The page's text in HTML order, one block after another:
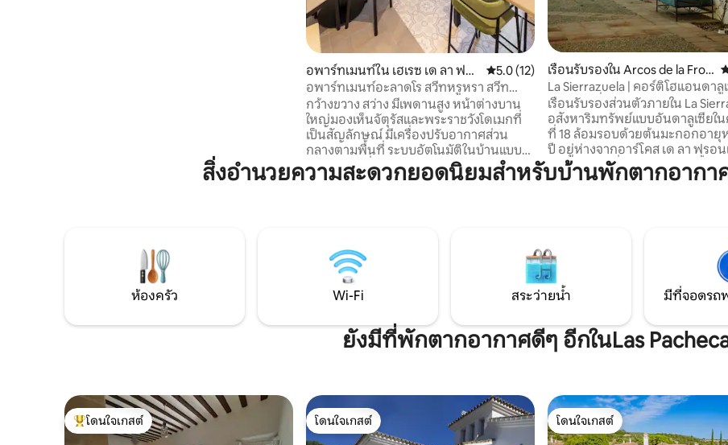
อพาร์ทเมนท์ใน เฮเรซ เด ลา ฟรอ
นเตรา
คะแนนเฉลี่ย 5.0 จาก 5, 12 รีวิว
5.0 (12)
อพาร์ทเมนท์อะลาดโร สวีทหรูหรา สวีท
หรูหรา 9
กว้างขวาง สว่าง มีเพดานสูง หน้าต่างบาน
ใหญ่มองเห็นจัตุรัสและพระราชวังโดเมกที่
เป็นสัญลักษณ์ มีเครื่องปรับอากาศส่วน
กลางตามพื้นที่ ระบบอัตโนมัติในบ้านแบบ
บูรณาการเพื่อควบคุมแสง อุณหภูมิ และการ
รักษาความปลอดภัย และห้องครัวพร้อม
กับสภาพอากาศที่ดีของเมืองและวิวที่น่าทึ่ง
ซึ่งจะเป็นความทรงจำที่ไม่มีวันลืมอย่าง
แน่นอน อพาร์ทเมนท์นี้ใช้อาคารร่วมกับอ
พาร์ทเมนท์อีก 8 แห่งดังนั้นผู้เข้าพักทุกคน
ที่อาศัยอยู่ที่นั่นจะต้องให้เกียรติกัน
เรือนรับรองใน Arcos de la Fron
tera
La Sierrazuela | คอร์ติโฮแอนดาลู
ศตวรรษที่ 18
เรือนรับรองส่วนตัวภายใน La
อสังหาริมทรัพย์แบบอันดาลูเซียใ
ที่ 18 ล้อมรอบด้วยต้นมะกอกอายุ
ปี อยู่ห่างจากอาร์โคส เด ลา ฟรอน
เพียง 5 นาที ซึ่งเป็นทะเลสาบน้ำจื
สำหรับการว่ายน้ำและเล่นแพดเดิ
ดาลูเซียหรือเพียงแค่ผ่อนคลาย เห
สำหรับคู่รักหรือครอบครัวที่มีเด็ก 1
สิ่งอำนวยความสะดวกยอดนิยมสำหรับบ้านพักตากอากาศ
ห้องครัว Wi-Fi สระว่ายน้ำ มีที่จอดรถ
ยังมีที่พักตากอากาศดีๆ อีกในLas
โดนใจเกสต์ที่สุด
โดนใจเกสต์
โดนใจเกสต์
โดนใจเกสต์
โดนใจเกสต์
โดนใจเกสต์